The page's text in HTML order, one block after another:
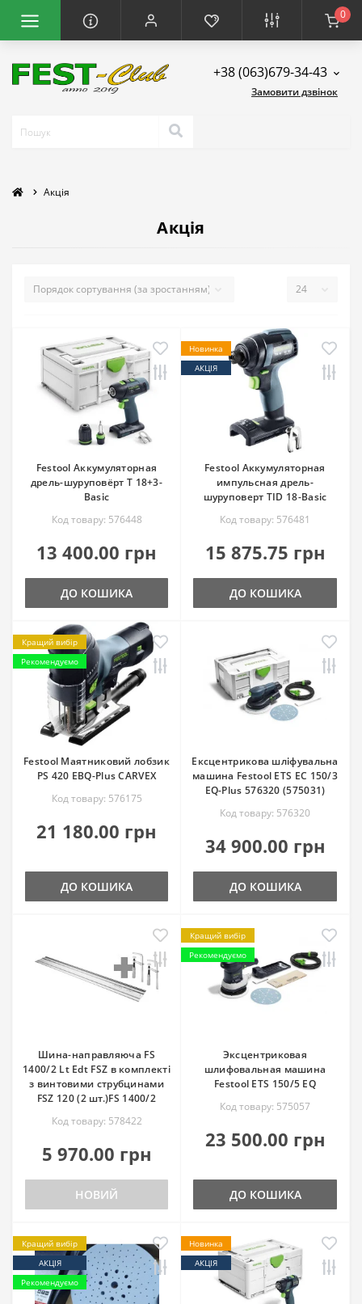
0
+38 (063)679-34-43
Замовити дзвінок
Акція
Акція
Festool Аккумуляторная
дрель-шуруповёрт T 18+3-
Basic
Код товару: 576448
13 400.00 грн
ДО КОШИКА
Новинка
АКЦІЯ
Festool Аккумуляторная
импульсная дрель-
шуруповерт TID 18-Basic
Код товару: 576481
15 875.75 грн
ДО КОШИКА
Кращий вибір
Рекомендуємо
Festool Маятниковий лобзик
PS 420 EBQ-Plus CARVEX
Код товару: 576175
21 180.00 грн
ДО КОШИКА
Ексцентрикова шліфувальна
машина Festool ETS EC 150/3
EQ-Plus 576320 (575031)
Код товару: 576320
34 900.00 грн
ДО КОШИКА
Шина-направляюча FS
1400/2 Lt Edt FSZ в комплекті
з винтовими струбцинами
FSZ 120 (2 шт.)FS 1400/2
Код товару: 578422
5 970.00 грн
НОВИЙ
Кращий вибір
Рекомендуємо
Эксцентриковая
шлифовальная машина
Festool ETS 150/5 EQ
Код товару: 575057
23 500.00 грн
ДО КОШИКА
Кращий вибір
АКЦІЯ
Рекомендуємо
Новинка
АКЦІЯ